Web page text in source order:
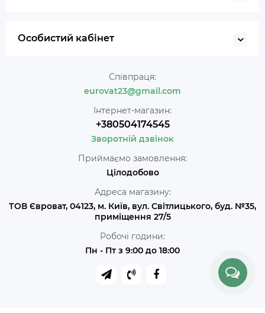
Особистий кабінет
Співпраця:
eurovat23@gmail.com
Інтернет-магазин:
+380504174545
Зворотній дзвінок
Приймаємо замовлення:
Цілодобово
Адреса магазину:
ТОВ Євроват, 04123, м. Київ, вул. Світлицького, буд. №35,
приміщення 27/5
Робочі години:
Пн - Пт з 9:00 до 18:00